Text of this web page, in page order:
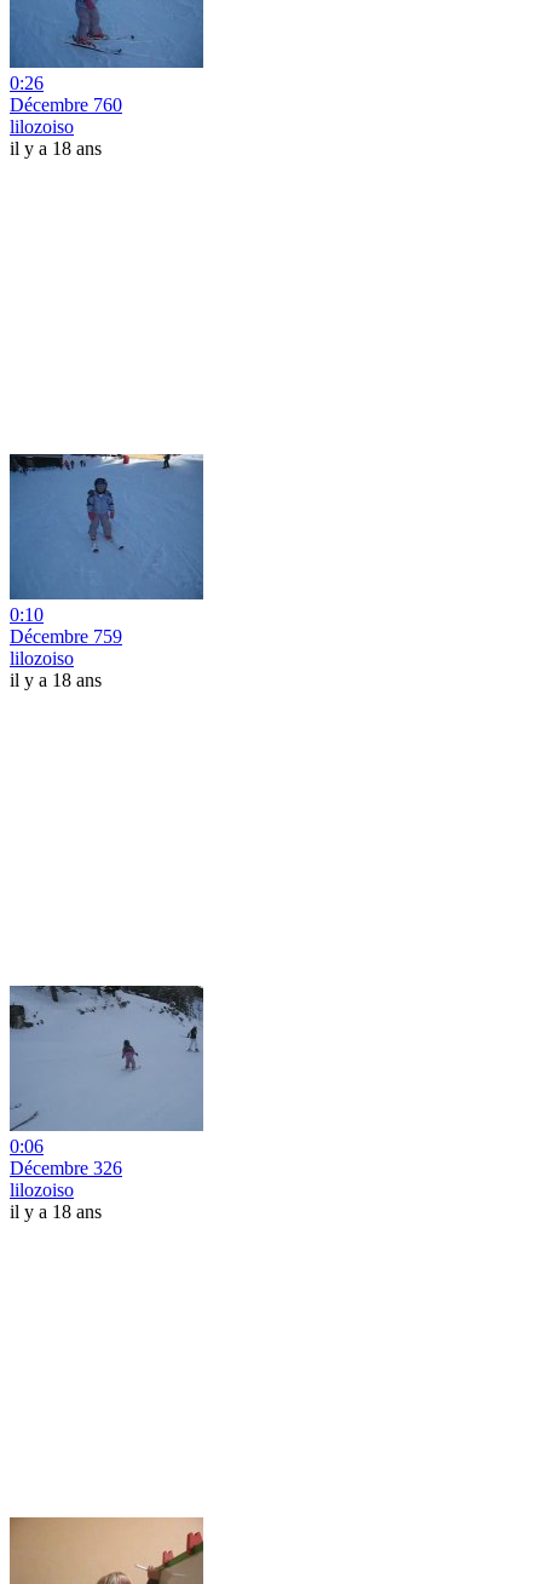
0:26
Décembre 760
lilozoiso
il y a 18 ans
0:10
Décembre 759
lilozoiso
il y a 18 ans
0:06
Décembre 326
lilozoiso
il y a 18 ans